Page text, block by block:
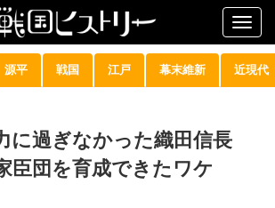
源平 戦国 江戸 幕末維新 近現代
に過ぎなかった織田信長
臣団を育成できたワケ